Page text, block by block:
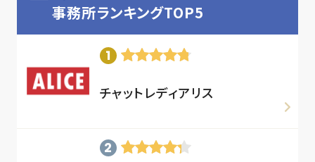
事務所ランキングTOP5
チャットレディアリス